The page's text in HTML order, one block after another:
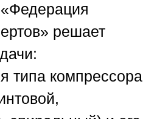
решает
типа компрессора